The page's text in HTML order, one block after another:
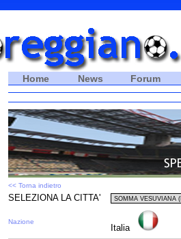
Home News Forum
<< Torna indietro
SELEZIONA LA CITTA'
Nazione
Italia